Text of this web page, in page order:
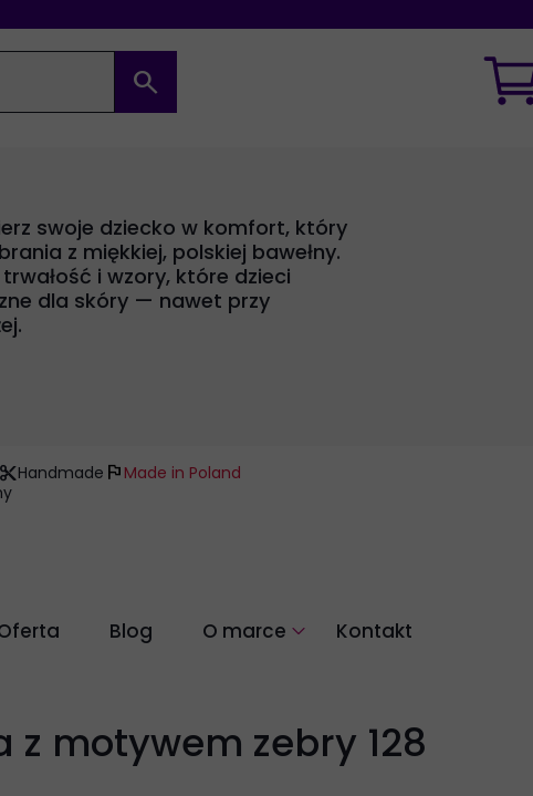
Blog O marce
Co nas wyróżnia
Kontakt
search
swoje dziecko w komfort, który
z miękkiej, polskiej bawełny.
i wzory, które dzieci
dla skóry — nawet przy
content_cutHandmade flag Made in Poland
motywem zebry 128